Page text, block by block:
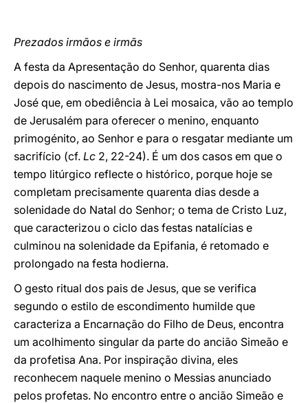
Prezados irmãos e irmãs
A festa da Apresentação do Senhor, quarenta dias
depois do nascimento de Jesus, mostra-nos Maria e
José que, em obediência à Lei mosaica, vão ao templo
de Jerusalém para oferecer o menino, enquanto
primogénito, ao Senhor e para o resgatar mediante um
sacrifício (cf. Lc 2, 22-24). É um dos casos em que o
tempo litúrgico reflecte o histórico, porque hoje se
completam precisamente quarenta dias desde a
solenidade do Natal do Senhor; o tema de Cristo Luz,
que caracterizou o ciclo das festas natalícias e
culminou na solenidade da Epifania, é retomado e
prolongado na festa hodierna.
O gesto ritual dos pais de Jesus, que se verifica
segundo o estilo de escondimento humilde que
caracteriza a Encarnação do Filho de Deus, encontra
um acolhimento singular da parte do ancião Simeão e
da profetisa Ana. Por inspiração divina, eles
reconhecem naquele menino o Messias anunciado
pelos profetas. No encontro entre o ancião Simeão e